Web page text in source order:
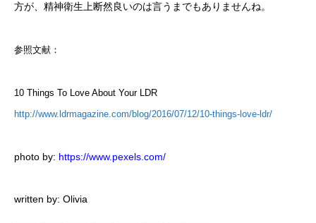
方が、精神衛生上断然良いのは言うまでもありませんね。
参照文献：
10 Things To Love About Your LDR
http://www.ldrmagazine.com/blog/2016/07/12/10-things-love-ldr/
photo by: https://www.pexels.com/
written by: Olivia